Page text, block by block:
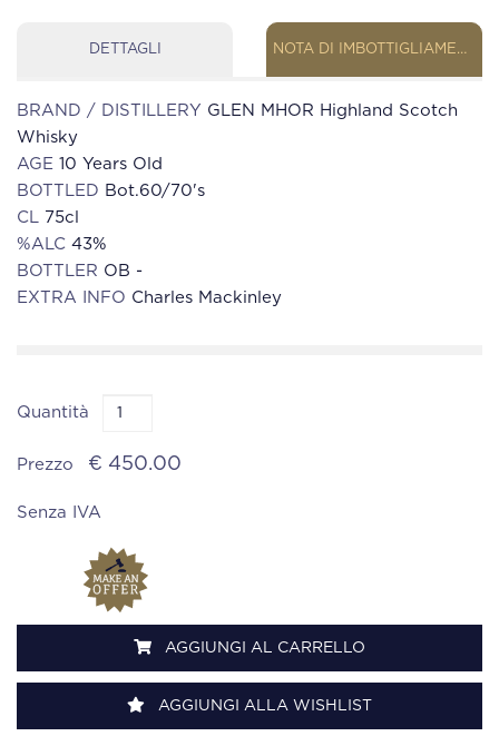
DETTAGLI NOTA DI IMBOTTIGLIAMENTO
BRAND / DISTILLERY GLEN MHOR Highland Scotch
Whisky
AGE 10 Years Old
BOTTLED Bot.60/70's
CL 75cl
%ALC 43%
BOTTLER OB -
EXTRA INFO Charles Mackinley
Quantità
Prezzo € 450.00
Senza IVA
AGGIUNGI AL CARRELLO
AGGIUNGI ALLA WISHLIST